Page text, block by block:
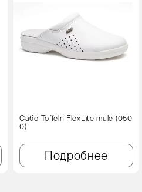
Сабо Toffeln FlexLite mule (050
0)
Подробнее